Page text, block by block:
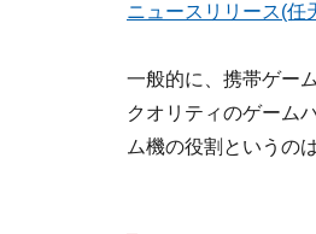
ニュースリリース(任
一般的に、携帯ゲー
クオリティのゲーム
ム機の役割というの